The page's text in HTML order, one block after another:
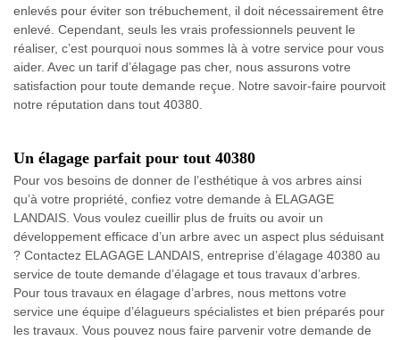
enlevés pour éviter son trébuchement, il doit nécessairement être
enlevé. Cependant, seuls les vrais professionnels peuvent le
réaliser, c’est pourquoi nous sommes là à votre service pour vous
aider. Avec un tarif d’élagage pas cher, nous assurons votre
satisfaction pour toute demande reçue. Notre savoir-faire pourvoit
notre réputation dans tout 40380.
Un élagage parfait pour tout 40380
Pour vos besoins de donner de l’esthétique à vos arbres ainsi
qu’à votre propriété, confiez votre demande à ELAGAGE
LANDAIS. Vous voulez cueillir plus de fruits ou avoir un
développement efficace d’un arbre avec un aspect plus séduisant
? Contactez ELAGAGE LANDAIS, entreprise d’élagage 40380 au
service de toute demande d’élagage et tous travaux d’arbres.
Pour tous travaux en élagage d’arbres, nous mettons votre
service une équipe d’élagueurs spécialistes et bien préparés pour
les travaux. Vous pouvez nous faire parvenir votre demande de